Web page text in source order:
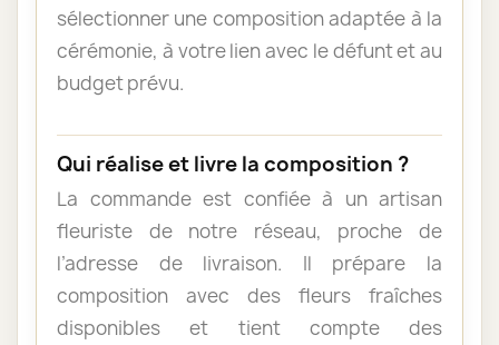
sélectionner une composition adaptée à la
cérémonie, à votre lien avec le défunt et au
budget prévu.
Qui réalise et livre la composition ?
La commande est confiée à un artisan
fleuriste de notre réseau, proche de
l’adresse de livraison. Il prépare la
composition avec des fleurs fraîches
disponibles et tient compte des